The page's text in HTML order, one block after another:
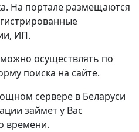
На портале размещаются
ИП.
осуществлять по
поиска на сайте.
сервере в Беларуси
займет у Вас
времени.